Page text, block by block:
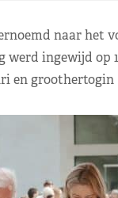
naar het
werd ingewijd
en groothertogin